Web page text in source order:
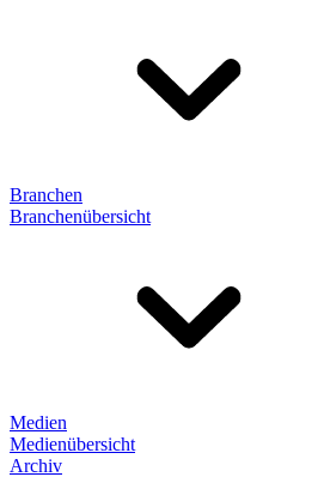
Branchen
Branchenübersicht
Medien
Medienübersicht
Archiv